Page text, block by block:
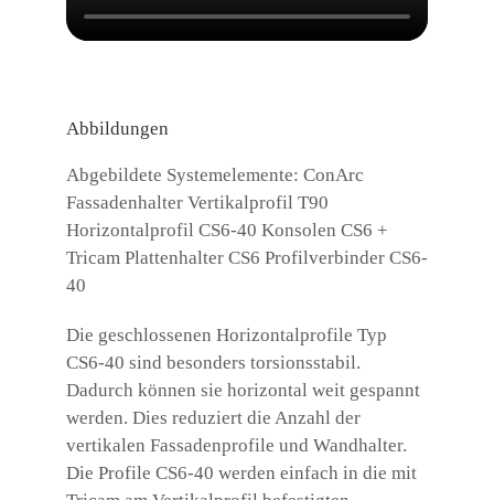
Abbildungen
Abgebildete Systemelemente: ConArc
Fassadenhalter Vertikalprofil T90
Horizontalprofil CS6-40 Konsolen CS6 +
Tricam Plattenhalter CS6 Profilverbinder CS6-
40
Die geschlossenen Horizontalprofile Typ
CS6-40 sind besonders torsionsstabil.
Dadurch können sie horizontal weit gespannt
werden. Dies reduziert die Anzahl der
vertikalen Fassadenprofile und Wandhalter.
Die Profile CS6-40 werden einfach in die mit